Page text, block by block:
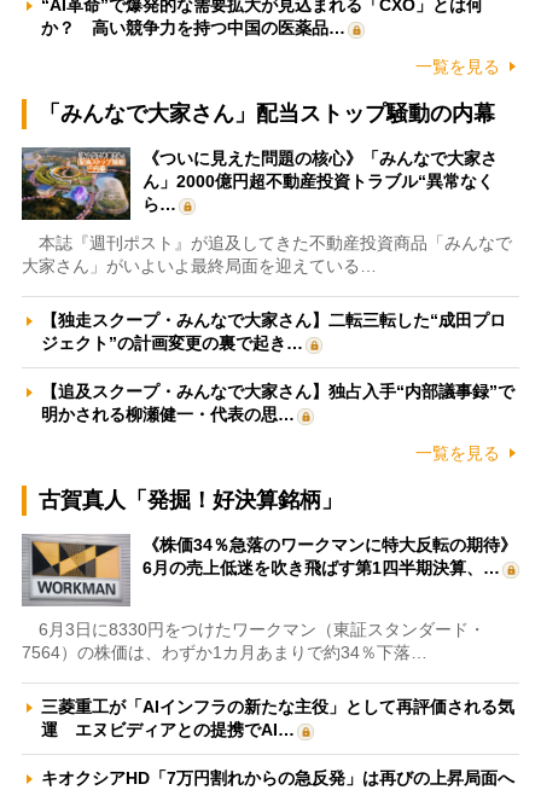
“AI革命”で爆発的な需要拡大が見込まれる「CXO」とは何
か？ 高い競争力を持つ中国の医薬品…
一覧を見る
「みんなで大家さん」配当ストップ騒動の内幕
《ついに見えた問題の核心》「みんなで大家さ
ん」2000億円超不動産投資トラブル“異常なく
ら…
本誌『週刊ポスト』が追及してきた不動産投資商品「みんなで
大家さん」がいよいよ最終局面を迎えている…
【独走スクープ・みんなで大家さん】二転三転した“成田プロ
ジェクト”の計画変更の裏で起き…
【追及スクープ・みんなで大家さん】独占入手“内部議事録”で
明かされる柳瀬健一・代表の思…
一覧を見る
古賀真人「発掘！好決算銘柄」
《株価34％急落のワークマンに特大反転の期待》
6月の売上低迷を吹き飛ばす第1四半期決算、…
6月3日に8330円をつけたワークマン（東証スタンダード・
7564）の株価は、わずか1カ月あまりで約34％下落…
三菱重工が「AIインフラの新たな主役」として再評価される気
運 エヌビディアとの提携でAI…
キオクシアHD「7万円割れからの急反発」は再びの上昇局面へ